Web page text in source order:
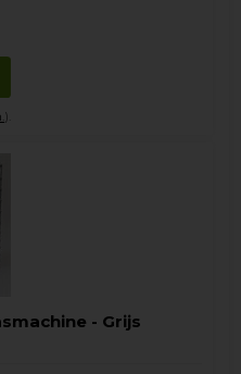
).
- Grijs